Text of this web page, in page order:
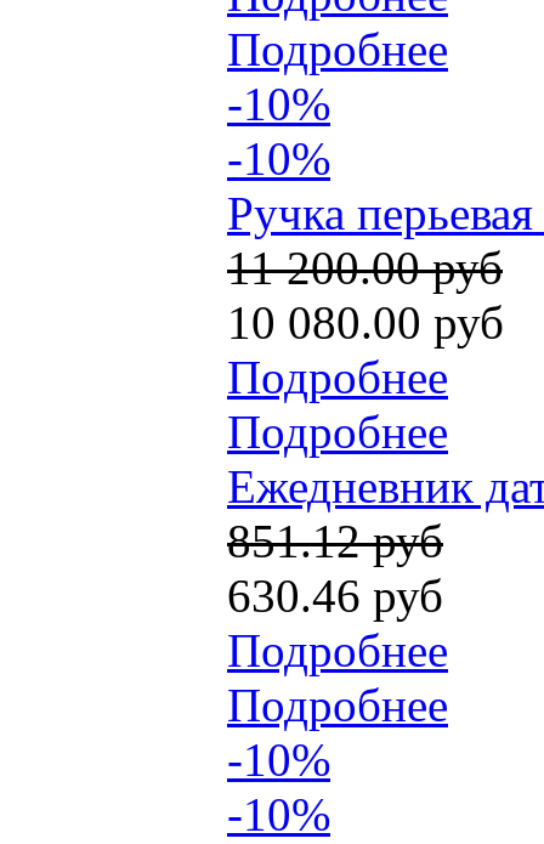
Подробнее
-10%
-10%
Ручка
11 200.00 руб
10 080.00 руб
Подробнее
Подробнее
Ежедневник
851.12 руб
630.46 руб
Подробнее
Подробнее
-10%
-10%